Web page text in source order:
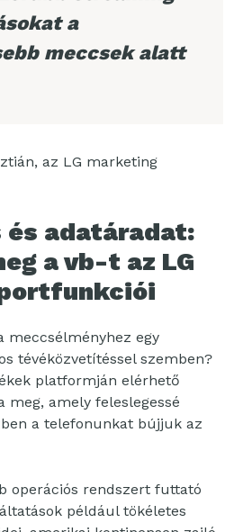
a
meccsek alatt
az LG marketing
adatáradat:
a vb-t az LG
meccsélményhez egy
tévéközvetítéssel szemben?
platformján elérhető
meg, amely feleslegessé
a telefonunkat bújjuk az
operációs rendszert futtató
például tökéletes